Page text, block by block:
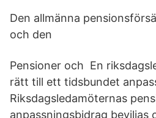
Den allmänna
och den
Pensioner och En
rätt till ett tidsbundet
Riksdagsledamöternas
anpassningsbidrag beviljas